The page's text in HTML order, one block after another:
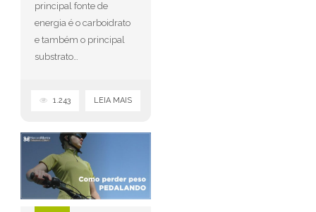
principal fonte de
energia é o carboidrato
e também o principal
substrato…
1.243 LEIA MAIS